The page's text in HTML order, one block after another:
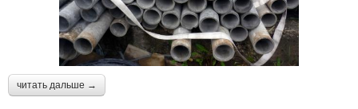
читать дальше →